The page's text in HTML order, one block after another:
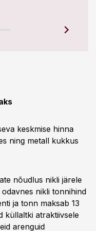
keskmise hinna
ning metall kukkus
nõudlus nikli järele
nikli tonnihind
ja tonn maksab 13
küllaltki atraktiivsele
arenguid